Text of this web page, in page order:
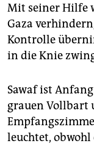
Mit seiner Hilfe
Gaza
Kontrolle
in die Knie
Sawaf ist
grauen Vollbart
leuchtet, obwohl